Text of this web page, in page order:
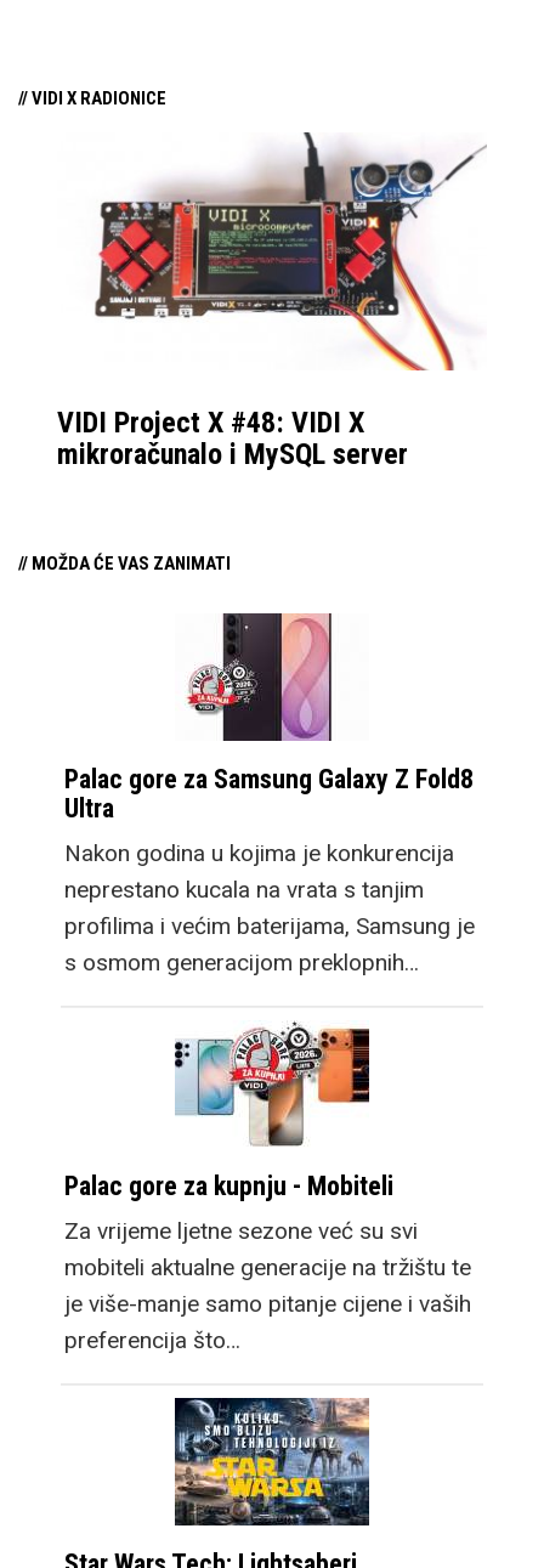
// VIDI X RADIONICE
VIDI Project X #48: VIDI X
mikroračunalo i MySQL server
// MOŽDA ĆE VAS ZANIMATI
Palac gore za Samsung Galaxy Z Fold8
Ultra
Nakon godina u kojima je konkurencija
neprestano kucala na vrata s tanjim
profilima i većim baterijama, Samsung je
s osmom generacijom preklopnih…
Palac gore za kupnju - Mobiteli
Za vrijeme ljetne sezone već su svi
mobiteli aktualne generacije na tržištu te
je više-manje samo pitanje cijene i vaših
preferencija što…